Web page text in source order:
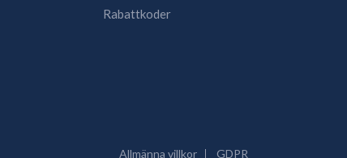
Rabattkoder
Allmänna villkor GDPR